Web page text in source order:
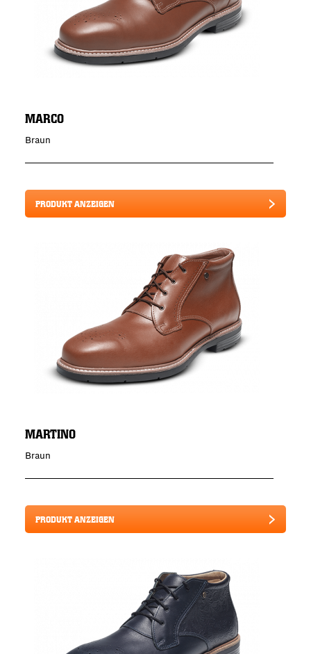
MARCO
Braun
PRODUKT ANZEIGEN
MARTINO
Braun
PRODUKT ANZEIGEN